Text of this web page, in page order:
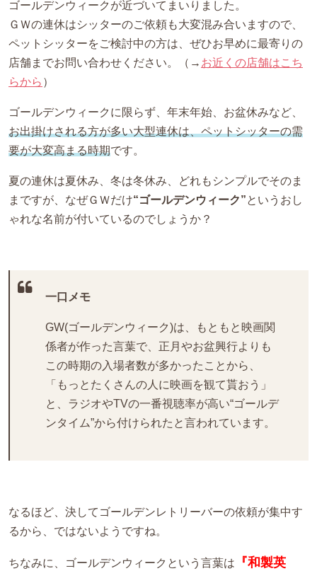
ゴールデンウィークが近づいてまいりました。
ＧＷの連休はシッターのご依頼も大変混み合いますので、
ペットシッターをご検討中の方は、ぜひお早めに最寄りの
店舗までお問い合わせください。（→ お近くの店舗はこち
らから ）
ゴールデンウィークに限らず、年末年始、お盆休みなど、
お出掛けされる方が多い大型連休は、ペットシッターの需
要が大変高まる時期です。
夏の連休は夏休み、冬は冬休み、どれもシンプルでそのま
まですが、なぜＧＷだけ“ゴールデンウィーク”というおし
ゃれな名前が付いているのでしょうか？
一口メモ
GW(ゴールデンウィーク)は、もともと映画関
係者が作った言葉で、正月やお盆興行よりも
この時期の入場者数が多かったことから、
「もっとたくさんの人に映画を観て貰おう」
と、ラジオやTVの一番視聴率が高い“ゴールデ
ンタイム”から付けられたと言われています。
なるほど、決してゴールデンレトリーバーの依頼が集中す
るから、ではないようですね。
ちなみに、ゴールデンウィークという言葉は
『和製英